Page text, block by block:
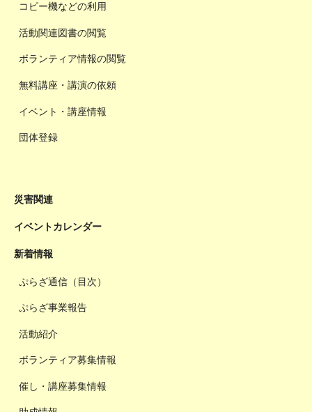
コピー機などの利用
活動関連図書の閲覧
ボランティア情報の閲覧
無料講座・講演の依頼
イベント・講座情報
団体登録
災害関連
イベントカレンダー
新着情報
ぷらざ通信（目次）
ぷらざ事業報告
活動紹介
ボランティア募集情報
催し・講座募集情報